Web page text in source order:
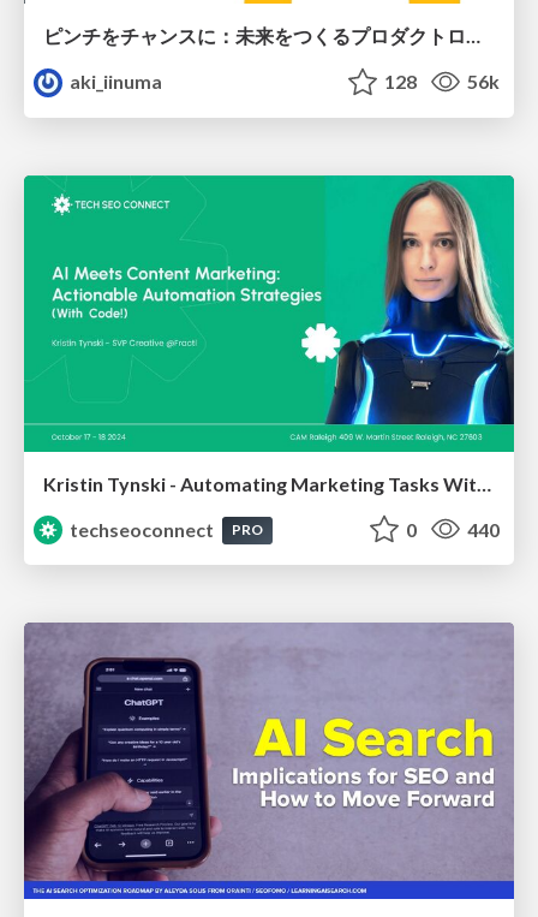
ピンチをチャンスに：未来をつくるプロダクトロードマップ #pmconf2020
aki_iinuma
128 56k
techseoconnect
PRO 0 440